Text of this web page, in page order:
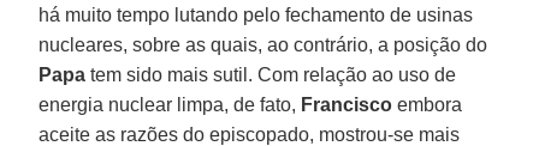
há muito tempo lutando pelo fechamento de usinas
nucleares, sobre as quais, ao contrário, a posição do
Papa tem sido mais sutil. Com relação ao uso de
energia nuclear limpa, de fato, Francisco embora
aceite as razões do episcopado, mostrou-se mais